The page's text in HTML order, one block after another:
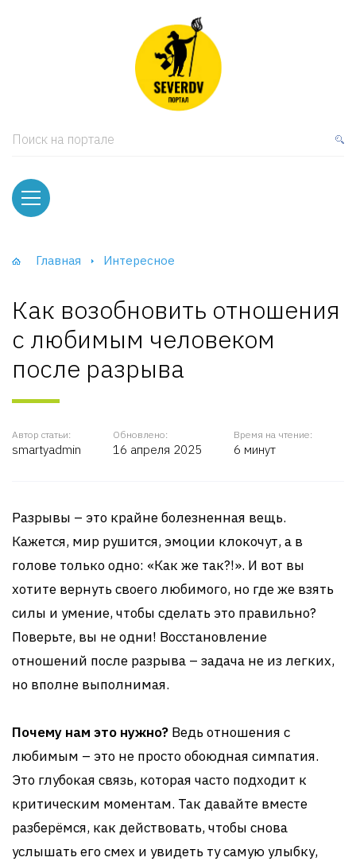
Поиск на портале
Главная Интересное
Как возобновить отношения
с любимым человеком
после разрыва
Автор статьи:
smartyadmin
Обновлено:
16 апреля 2025
Время на чтение:
6 минут
Разрывы – это крайне болезненная вещь.
Кажется, мир рушится, эмоции клокочут, а в
голове только одно: «Как же так?!». И вот вы
хотите вернуть своего любимого, но где же взять
силы и умение, чтобы сделать это правильно?
Поверьте, вы не одни! Восстановление
отношений после разрыва – задача не из легких,
но вполне выполнимая.
Почему нам это нужно? Ведь отношения с
любимым – это не просто обоюдная симпатия.
Это глубокая связь, которая часто подходит к
критическим моментам. Так давайте вместе
разберёмся, как действовать, чтобы снова
услышать его смех и увидеть ту самую улыбку,
и тумбы